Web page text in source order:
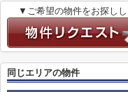
▼ご希望の物件をお探し
同じエリアの物件